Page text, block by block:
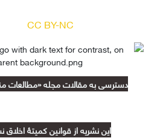
CC BY-NC
دسترسی به مقالات مجله «مطالعات
این نشریه از قوانین کمیتۀ